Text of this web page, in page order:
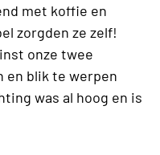
met koffie en
zorgden ze zelf!
onze twee
en blik te werpen
was al hoog en is